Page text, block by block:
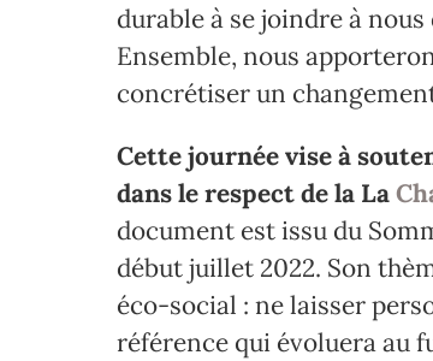
durable à se joindre à
Ensemble, nous
concrétiser un
Cette journée vise à
dans le respect de la La
document est issu du
début juillet 2022. Son
éco-social : ne laisser
référence qui évoluera au